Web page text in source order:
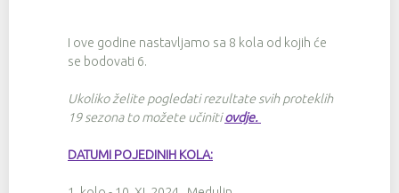
I ove godine nastavljamo sa 8 kola od kojih će
se bodovati 6.
Ukoliko želite pogledati rezultate svih proteklih
19 sezona to možete učinitiovdje.
DATUMI POJEDINIH KOLA: